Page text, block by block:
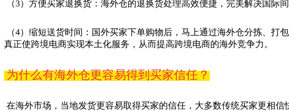
（3）方便买家退换货：海外仓的退换货处理高效便捷，完美解决国际间
（4）缩短送货时间：国外买家下单购物后，马上通过海外仓分拣、打
真正使跨境电商实现本土化服务，从而提高跨境电商的海外竞争力。
为什么有海外仓更容易得到买家信任？
在海外市场，当地发货更容易取得买家的信任，大多数传统买家更相